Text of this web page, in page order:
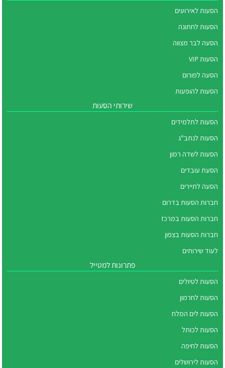
הסעות לאירועים
הסעות לחתונה
הסעה לבר מצווה
הסעות VIP
הסעה לפורום
הסעות להופעות
שירותי הסעות
הסעות לתלמידים
הסעות לנתב"ג
הסעות לשדה רמון
הסעת עובדים
הסעה לתיירים
חברות הסעות בדרום
חברות הסעות במרכז
חברות הסעות בצפון
לעוד שירותים
פתרונות למטייל
הסעות לטיולים
הסעות לחרמון
הסעות לים המלח
הסעות לכותל
הסעות לחיפה
הסעות לירושלים